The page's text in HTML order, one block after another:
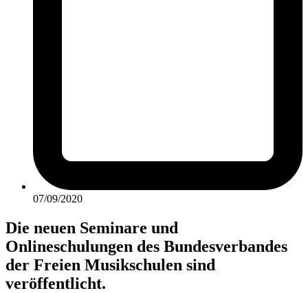
07/09/2020
Die neuen Seminare und
Onlineschulungen des Bundesverbandes
der Freien Musikschulen sind
veröffentlicht.